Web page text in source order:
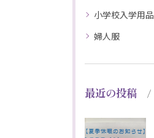
小学校入学用品
婦人服
最近の投稿